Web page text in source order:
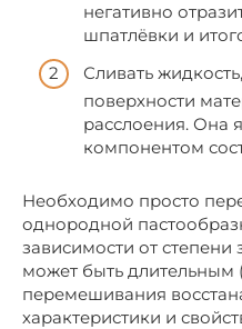
негативно
шпатлёвки и
Сливать
поверхности
расслоения. Она
компонентом
Необходимо просто
однородной
зависимости от степени
может быть длительным
перемешивания
характеристики и